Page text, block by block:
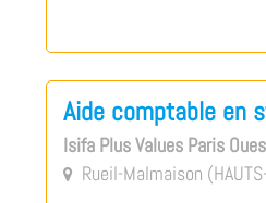
Aide comptable en
Isifa Plus Values Paris
 Rueil-Malmaison